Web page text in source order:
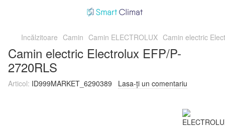
Incălzitoare Camin Camin ELECTROLUX Camin electric
Camin electric Electrolux EFP/P-
2720RLS
Articol: ID999MARKET_6290389 Lasa-ți un comentariu